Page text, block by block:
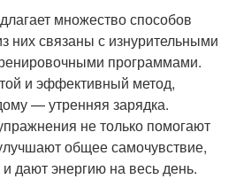
множество способов
них связаны с изнурительными
программами.
и эффективный метод,
— утренняя зарядка.
не только помогают
общее самочувствие,
дают энергию на весь день.